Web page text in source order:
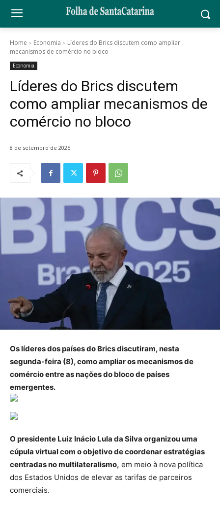
Home Economia
Líderes do Brics discutem como ampliar
mecanismos de comércio no bloco
Economia
Líderes do Brics discutem
como ampliar mecanismos de
comércio no bloco
8 de setembro de 2025
Os líderes dos países do Brics discutiram, nesta
segunda-feira (8), como ampliar os mecanismos de
comércio entre as nações do bloco de países
emergentes.
O presidente Luiz Inácio Lula da Silva organizou uma
cúpula virtual com o objetivo de coordenar estratégias
centradas no multilateralismo, em meio à nova política
dos Estados Unidos de elevar as tarifas de parceiros
comerciais.